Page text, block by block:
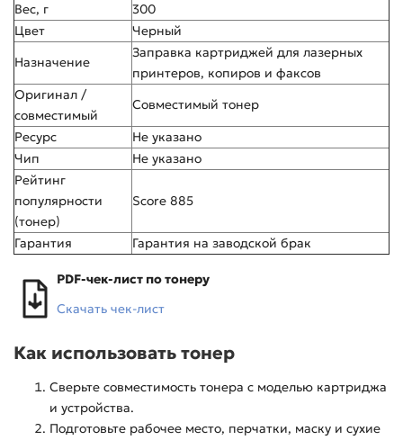
Вес, г
300
Цвет
Черный
Назначение
Заправка картриджей для лазерных
принтеров, копиров и факсов
Оригинал /
совместимый
Совместимый тонер
Ресурс
Не указано
Чип
Не указано
Рейтинг
популярности
(тонер)
Score 885
Гарантия Гарантия на заводской брак
PDF-чек-лист по тонеру
Скачать чек-лист
Как использовать тонер
Сверьте совместимость тонера с моделью картриджа
и устройства.
Подготовьте рабочее место, перчатки, маску и сухие